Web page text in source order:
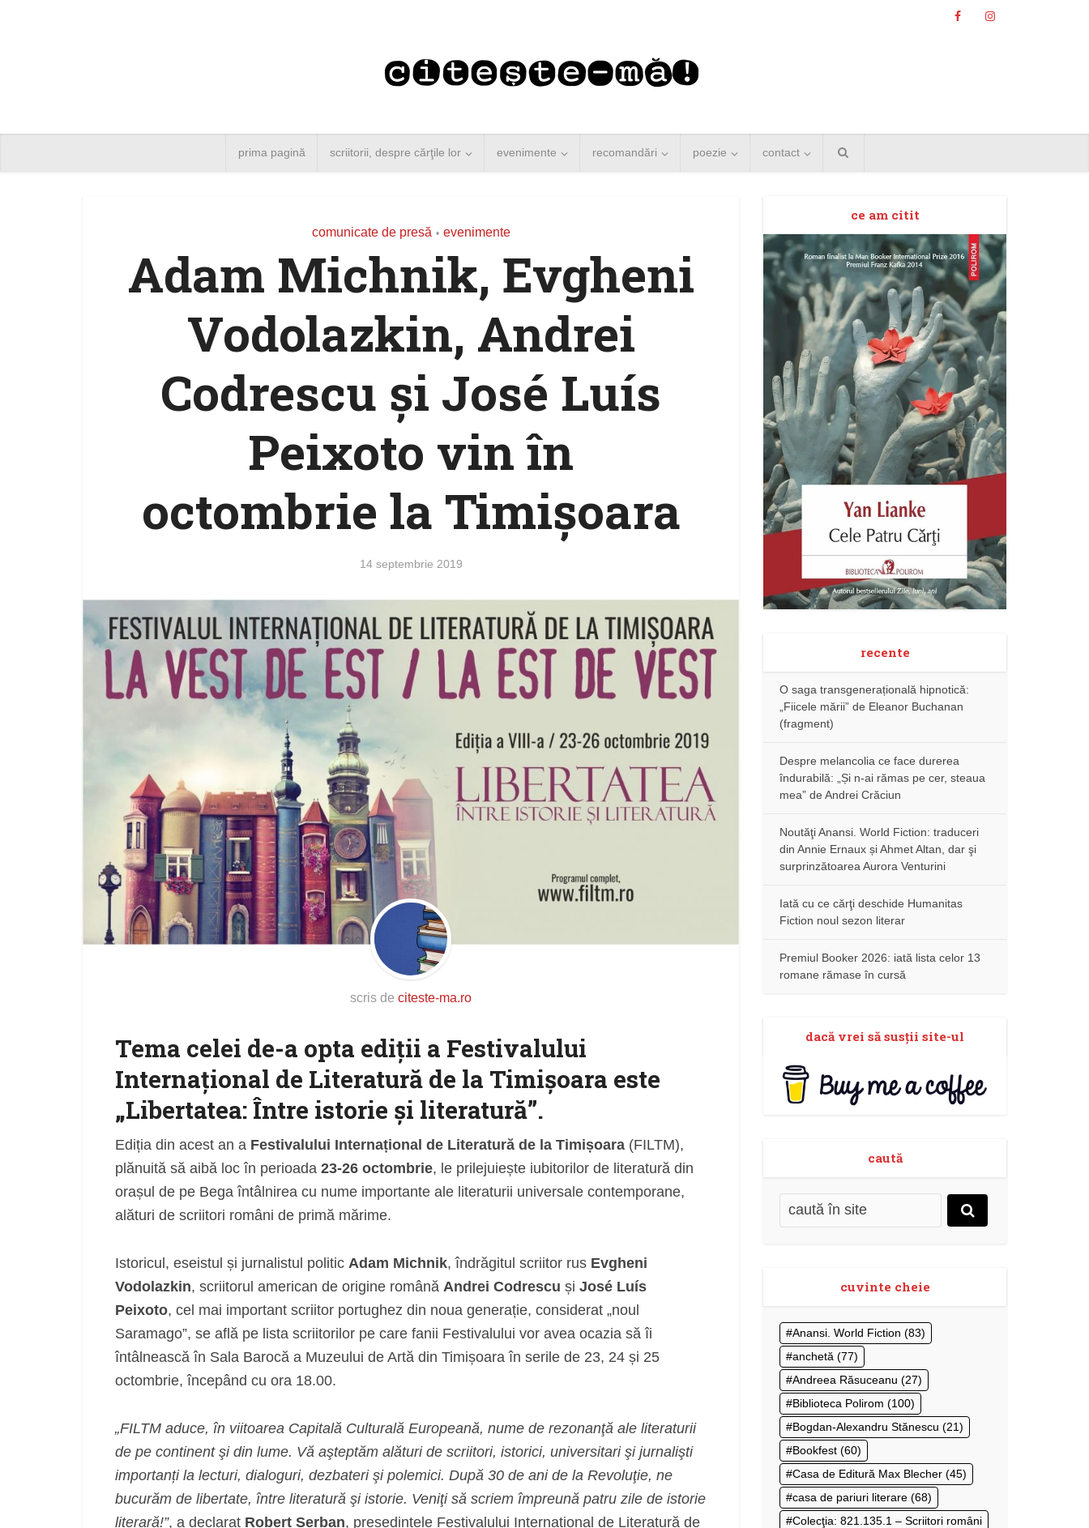
prima pagină scriitorii, despre cărţile lor evenimente recomandări poezie contact
comunicate de presă • evenimente
Adam Michnik, Evgheni
Vodolazkin, Andrei
Codrescu și José Luís
Peixoto vin în
octombrie la Timișoara
14 septembrie 2019
scris de citeste-ma.ro
Tema celei de-a opta ediții a Festivalului
Internațional de Literatură de la Timișoara este
„Libertatea: Între istorie și literatură”.
Ediția din acest an a Festivalului Internațional de Literatură de la Timișoara (FILTM),
plănuită să aibă loc în perioada 23-26 octombrie, le prilejuiește iubitorilor de literatură din
orașul de pe Bega întâlnirea cu nume importante ale literaturii universale contemporane,
alături de scriitori români de primă mărime.
Istoricul, eseistul și jurnalistul politic Adam Michnik, îndrăgitul scriitor rus Evgheni
Vodolazkin, scriitorul american de origine română Andrei Codrescu și José Luís
Peixoto, cel mai important scriitor portughez din noua generație, considerat „noul
Saramago”, se află pe lista scriitorilor pe care fanii Festivalului vor avea ocazia să îi
întâlnească în Sala Barocă a Muzeului de Artă din Timișoara în serile de 23, 24 și 25
octombrie, începând cu ora 18.00.
„FILTM aduce, în viitoarea Capitală Culturală Europeană, nume de rezonanţă ale literaturii
de pe continent şi din lume. Vă aşteptăm alături de scriitori, istorici, universitari şi jurnalişti
importanți la lecturi, dialoguri, dezbateri şi polemici. După 30 de ani de la Revoluţie, ne
bucurăm de libertate, între literatură şi istorie. Veniţi să scriem împreună patru zile de istorie
literară!”, a declarat Robert Șerban, președintele Festivalului Internațional de Literatură de
ce am citit
recente
O saga transgenerațională hipnotică:
„Fiicele mării” de Eleanor Buchanan
(fragment)
Despre melancolia ce face durerea
îndurabilă: „Și n-ai rămas pe cer, steaua
mea” de Andrei Crăciun
Noutăţi Anansi. World Fiction: traduceri
din Annie Ernaux și Ahmet Altan, dar şi
surprinzătoarea Aurora Venturini
Iată cu ce cărţi deschide Humanitas
Fiction noul sezon literar
Premiul Booker 2026: iată lista celor 13
romane rămase în cursă
dacă vrei să susţii site-ul
caută
cuvinte cheie
Anansi. World Fiction (83)
anchetă (77)
Andreea Răsuceanu (27)
Biblioteca Polirom (100)
Bogdan-Alexandru Stănescu (21)
Bookfest (60)
Casa de Editură Max Blecher (45)
casa de pariuri literare (68)
Colecţia: 821.135.1 – Scriitori români